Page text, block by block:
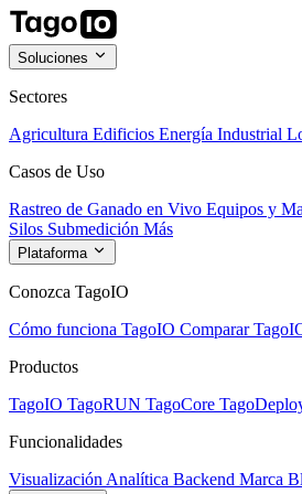
Soluciones
Sectores
Agricultura Edificios Energía Industrial
Casos de Uso
Rastreo de Ganado en Vivo Equipos y
Silos Submedición Más
Plataforma
Conozca TagoIO
Cómo funciona TagoIO Comparar
Productos
TagoIO TagoRUN TagoCore
Funcionalidades
Visualización Analítica Backend Marca